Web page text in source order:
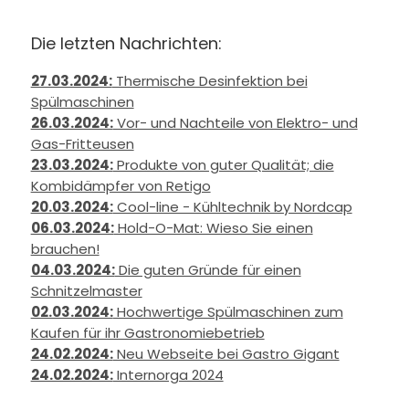
Die letzten Nachrichten:
27.03.2024:Thermische Desinfektion bei
Spülmaschinen
26.03.2024:Vor- und Nachteile von Elektro- und
Gas-Fritteusen
23.03.2024:Produkte von guter Qualität; die
Kombidämpfer von Retigo
20.03.2024:Cool-line - Kühltechnik by Nordcap
06.03.2024:Hold-O-Mat: Wieso Sie einen
brauchen!
04.03.2024:Die guten Gründe für einen
Schnitzelmaster
02.03.2024:Hochwertige Spülmaschinen zum
Kaufen für ihr Gastronomiebetrieb
24.02.2024:Neu Webseite bei Gastro Gigant
24.02.2024:Internorga 2024